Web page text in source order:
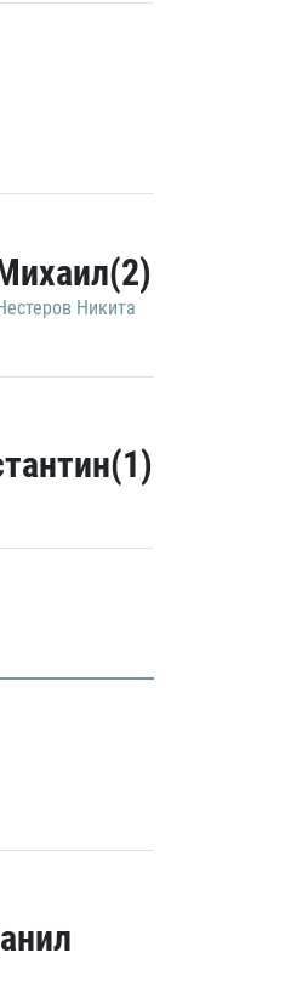
Никита